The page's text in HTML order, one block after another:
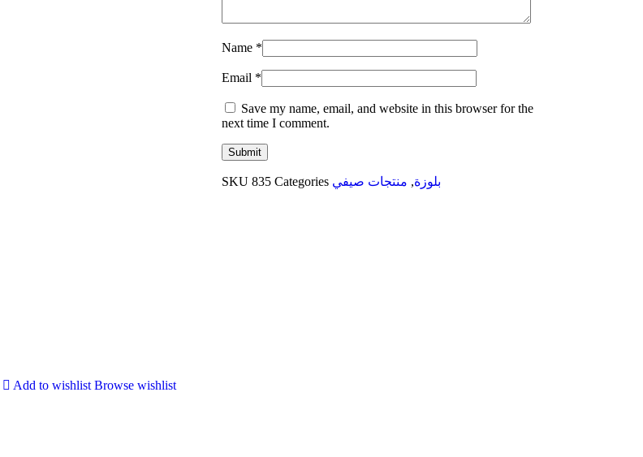
Name *
Email *
Save my name, email, and website in this browser for the
next time I comment.
SKU 835 Categories بلوزة, منتجات صيفي
Add to wishlist Browse wishlist